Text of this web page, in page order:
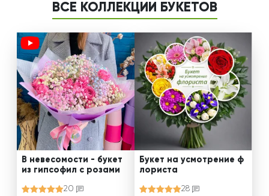
ВСЕ КОЛЛЕКЦИИ БУКЕТОВ
В невесомости - букет
из гипсофил с розами
20
Букет на усмотрение ф
лориста
28